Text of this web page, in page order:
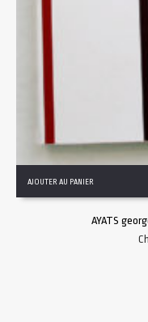
AJOUTER AU PANIER
AYATS